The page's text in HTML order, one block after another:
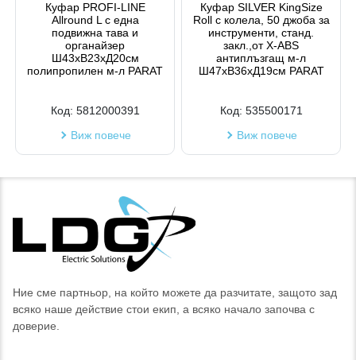
Куфар PROFI-LINE
Allround L с една
подвижна тава и
органайзер
Ш43хВ23хД20см
полипропилен м-л PARAT
Код: 5812000391
Виж повече
Куфар SILVER KingSize
Roll с колела, 50 джоба за
инструменти, станд.
закл.,от X-ABS
антиплъзгащ м-л
Ш47хВ36хД19см PARAT
Код: 535500171
Виж повече
Ние сме партньор, на който можете да разчитате, защото зад
всяко наше действие стои екип, а всяко начало започва с
доверие.